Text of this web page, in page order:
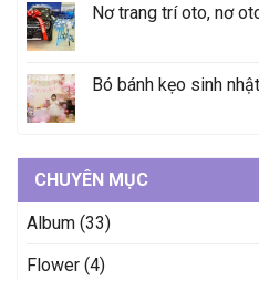
Nơ trang trí oto, nơ
Bó bánh kẹo sinh
CHUYÊN MỤC
Album (33)
Flower (4)